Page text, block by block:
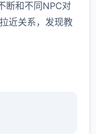
断和不同NPC对
近关系，发现教